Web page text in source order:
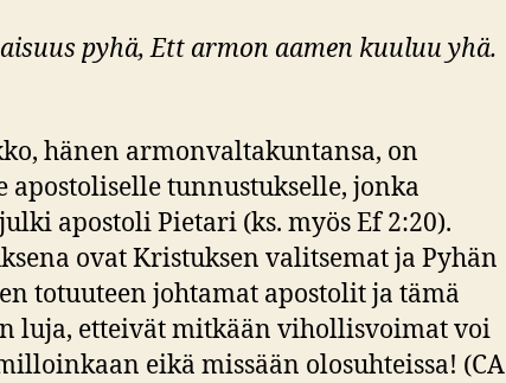
pyhä, Ett armon aamen kuuluu yhä.
hänen armonvaltakuntansa, on
apostoliselle tunnustukselle, jonka
apostoli Pietari (ks. myös Ef 2:20).
ovat Kristuksen valitsemat ja Pyhän
totuuteen johtamat apostolit ja tämä
luja, etteivät mitkään vihollisvoimat voi
eikä missään olosuhteissa! (CA